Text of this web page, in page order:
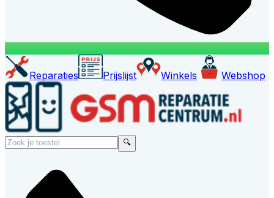
Reparaties Prijslijst Winkels Webshop
🔍